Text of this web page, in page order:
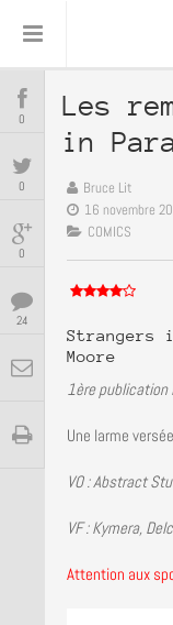
MANGAS
BD
ENCYCLOPEGEEK
CINE-SERIES-ANIME
MUSIQUE
LA BRUCE TEAM :
0
0
0
24
Les
in
Bruce Lit
16 novembre
COMICS
Strangers
Moore
1ère
Une larme
VO : Abstract
VF : Kymera,
Attention aux
LitBullshit Detector
Delcourt
Encyclopegeek Figure
Garth Ennis Glénat
Novel
JP Nguyen Lug
MarvelMattie boy
Panini
Présence
Special Guest Spidey Superman
TornadoUrban